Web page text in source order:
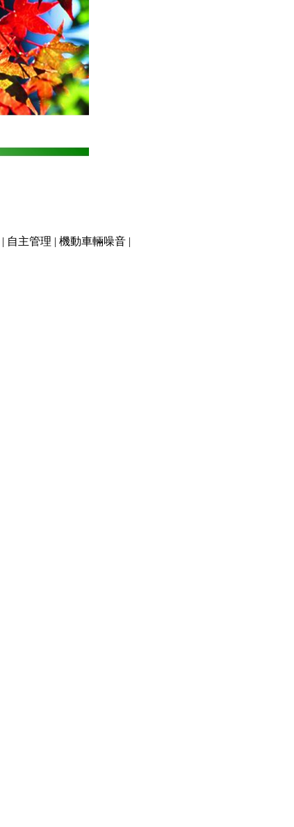
| 自主管理 | 機動車輛噪音 |